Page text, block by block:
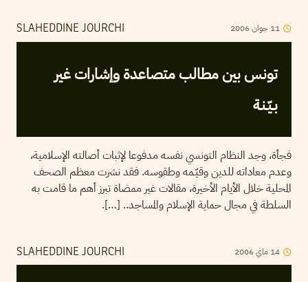
SLAHEDDINE JOURCHI 11 جوان2006
تونس بين مطالب متصاعدة وإشارات غير
بـيّـنـة
فجأة، وجد النظام التونسي نفسه مدفوعا لإثبات أصالته الإسلامية،
وعدم معاداته للدين وقيّـمه وطقوسه. فقد نشرت معظم الصحف
المحلية خلال الأيام الأخيرة، مقالات غير ممضاة تبرز أهم ما قامت به
السلطة في مجال حماية الإسلام والمساجد.. […].
SLAHEDDINE JOURCHI 14 ماي2006